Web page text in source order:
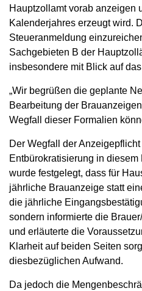
Hauptzollamt vorab anzeigen
Kalenderjahres erzeugt wird.
Steueranmeldung
Sachgebieten B der
insbesondere mit Blick auf
„Wir begrüßen die geplante
Bearbeitung der
Wegfall dieser Formalien
Der Wegfall der
Entbürokratisierung in
wurde festgelegt, dass für
jährliche Brauanzeige statt
die jährliche
sondern informierte die
und erläuterte die
Klarheit auf beiden Seiten
diesbezüglichen Aufwand.
Da jedoch die